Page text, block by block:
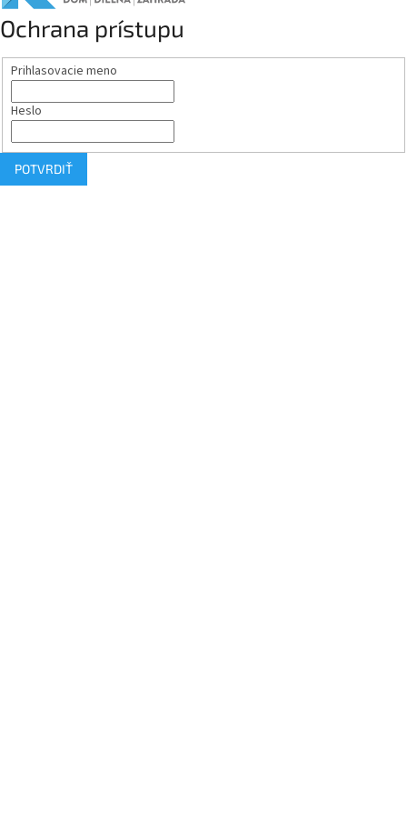
Ochrana prístupu
Prihlasovacie meno
Heslo
POTVRDIŤ